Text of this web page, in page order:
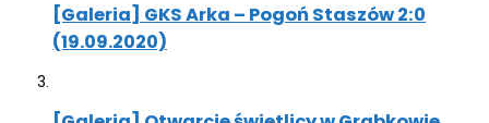
[Galeria] GKS Arka – Pogoń Staszów 2:0
(19.09.2020)